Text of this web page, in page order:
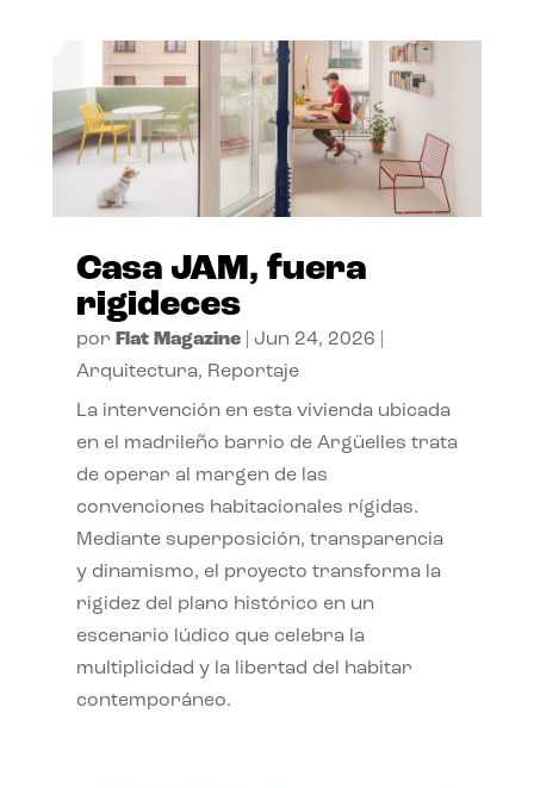
Casa JAM, fuera
rigideces
por Flat Magazine| Jun 24, 2026
Arquitectura, Reportaje
La intervención en esta vivienda ubicada
en el madrileño barrio de Argüelles trata
de operar al margen de las
convenciones habitacionales rígidas.
Mediante superposición, transparencia
y dinamismo, el proyecto transforma la
rigidez del plano histórico en un
escenario lúdico que celebra la
multiplicidad y la libertad del habitar
contemporáneo.